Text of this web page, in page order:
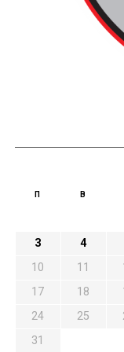
П В
3
4
10
11
17
18
24
25
31